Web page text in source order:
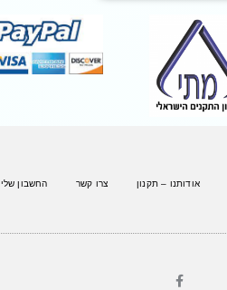
אודותנו – תקנון צרו קשר החשבון שלי